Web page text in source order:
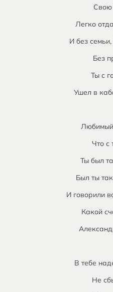
Легко
И без
Без
Ты с
Ушел в
Что с
Ты был
Был ты
И говорили
Какой
В тебе
Не